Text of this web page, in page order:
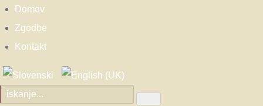
Domov
Zgodbe
Kontakt